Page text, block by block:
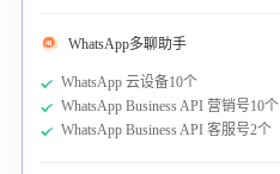
WhatsApp多聊助手
WhatsApp 云设备10个
WhatsApp Business API 营销号10个
WhatsApp Business API 客服号2个